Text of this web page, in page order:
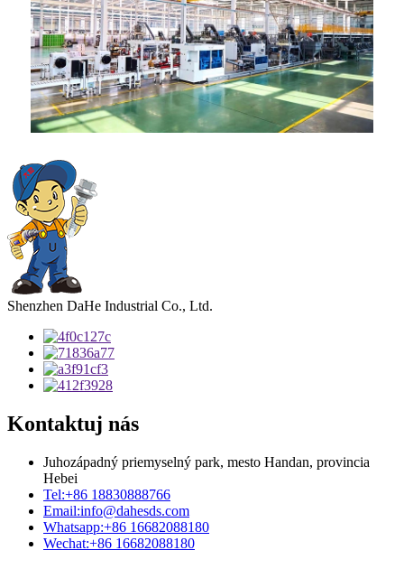
Shenzhen DaHe Industrial Co., Ltd.
Kontaktuj nás
Juhozápadný priemyselný park, mesto Handan, provincia
Hebei
Tel:+86 18830888766
Email:info@dahesds.com
Whatsapp:+86 16682088180
Wechat:+86 16682088180